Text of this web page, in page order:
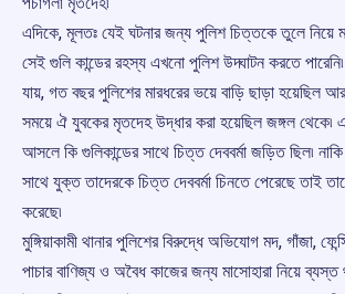
এদিকে, মূলতঃ যেই ঘটনার জন্য পুলিশ চিত্তকে তুলে নিয়ে
সেই গুলি কান্ডের রহস্য এখনো পুলিশ উদ্ঘাটন করতে
যায়, গত বছর পুলিশের মারধরের ভয়ে বাড়ি ছাড়া হয়েছিল
সময়ে ঐ যুবকের মৃতদেহ উদ্ধার করা হয়েছিল জঙ্গল থেকে৷
আসলে কি গুলিকান্ডের সাথে চিত্ত দেববর্মা জড়িত ছিল৷ নাকি
সাথে যুক্ত তাদেরকে চিত্ত দেববর্মা চিনতে পেরেছে তাই
করেছে৷
মুঙ্গিয়াকামী থানার পুলিশের বিরুদ্ধে অভিযোগ মদ, গাঁজা,
পাচার বাণিজ্য ও অবৈধ কাজের জন্য মাসোহারা নিয়ে ব্যস্ত